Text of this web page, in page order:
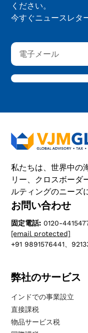
ください。
今すぐニュースレタ
私たちは、世界中の
リー、クロスボーダ
ルティングのニーズ
お問い合わせ
固定電話: 0120-
[email protected]
+91 9891576441、
弊社のサービス
インドでの事業設立
直接課税
物品サービス税